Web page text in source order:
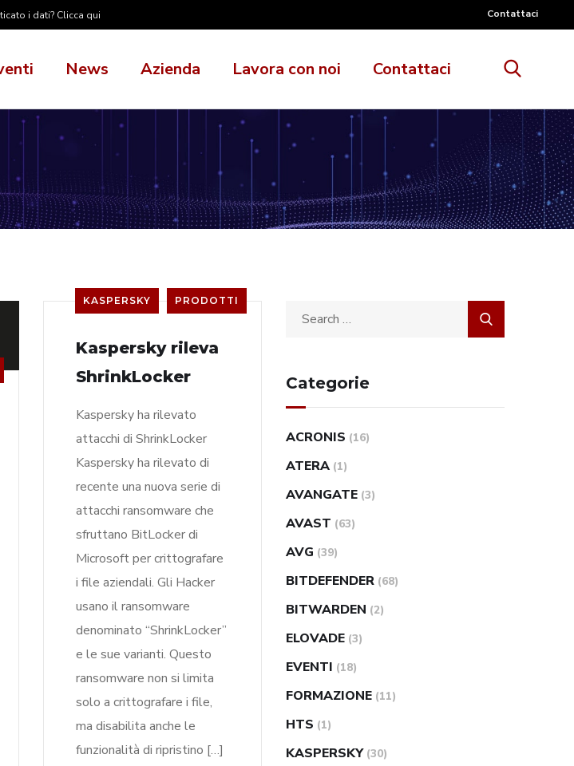
i dati? Clicca qui Contattaci
News Azienda Lavora con noi Contattaci
KASPERSKY PRODOTTI
Kaspersky rileva
ShrinkLocker
Kaspersky ha rilevato
attacchi di ShrinkLocker
Kaspersky ha rilevato di
recente una nuova serie di
attacchi ransomware che
sfruttano BitLocker di
Microsoft per crittografare
i file aziendali. Gli Hacker
usano il ransomware
denominato “ShrinkLocker”
e le sue varianti. Questo
ransomware non si limita
solo a crittografare i file,
ma disabilita anche le
funzionalità di ripristino […]
Categorie
ACRONIS (16)
ATERA (1)
AVANGATE (3)
AVAST (63)
AVG (39)
BITDEFENDER (68)
BITWARDEN (2)
ELOVADE (3)
EVENTI (18)
FORMAZIONE (11)
HTS (1)
KASPERSKY (30)